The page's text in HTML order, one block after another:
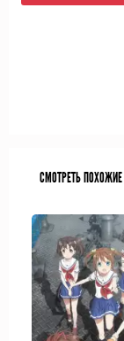
СМОТРЕТЬ ПОХОЖИЕ